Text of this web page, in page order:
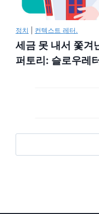
정치 컨텍스트 레터.
세금 못 내서 쫓겨
퍼토리: 슬로우레